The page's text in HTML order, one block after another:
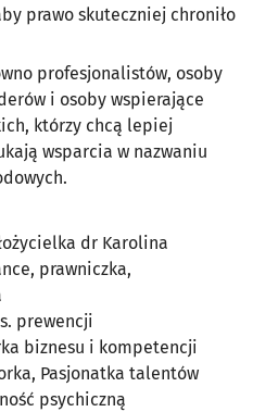
prawo skuteczniej chroniło
profesjonalistów, osoby
i osoby wspierające
którzy chcą lepiej
wsparcia w nazwaniu
dr Karolina
prawniczka,
prewencji
biznesu i kompetencji
Pasjonatka talentów
psychiczną